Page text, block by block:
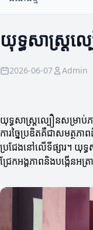
យុទ្ធសាស្ត្រល្
2026-06-07 Admin
យុទ្ធសាស្ត្រល្បឿនសម្រាប់ភ
ការច្នៃប្រឌិតគឺជាសមត្ថភ
ប្រជែងនៅលើទីផ្សារ។ យុទ្
ជ្រែកអង្គភាពនិងបង្កើនអ